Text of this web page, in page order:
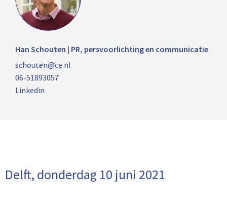
Delft, donderdag 10 juni 2021
Han Schouten | PR, persvoorlichting en communicatie
schouten@ce.nl
06-51893057
Linkedin